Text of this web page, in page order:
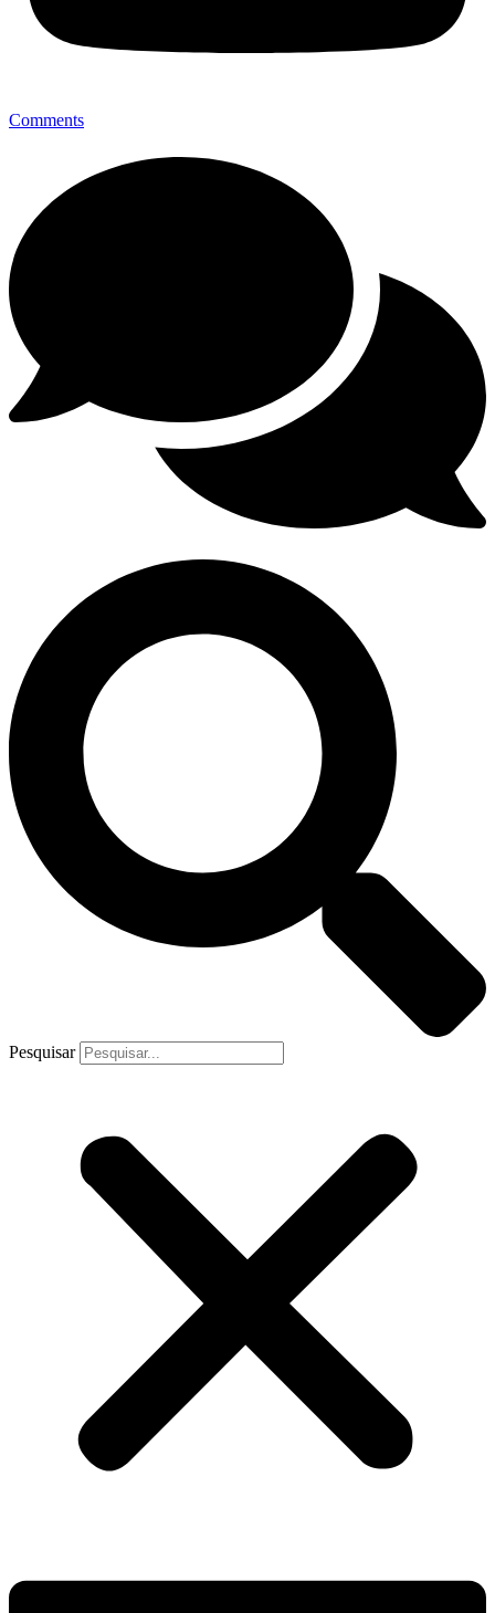
Comments
Pesquisar